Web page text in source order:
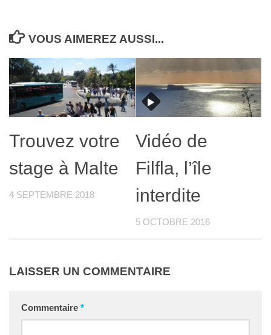
VOUS AIMEREZ AUSSI...
Trouvez votre
stage à Malte
4 SEPTEMBRE 2018
Vidéo de
Filfla, l’île
interdite
5 OCTOBRE 2016
LAISSER UN COMMENTAIRE
Commentaire *